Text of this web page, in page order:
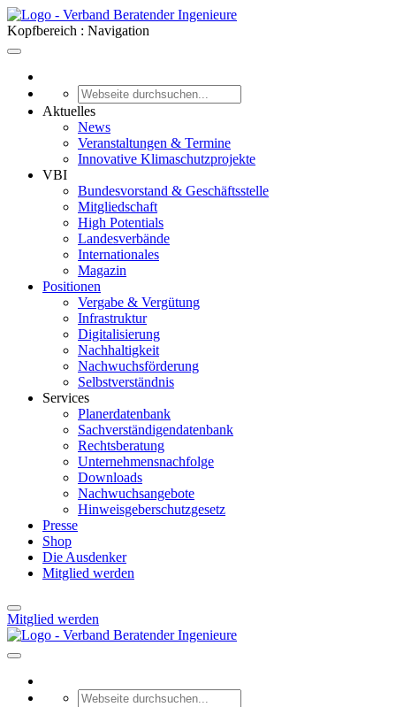
Kopfbereich : Navigation
Aktuelles
News
Veranstaltungen & Termine
Innovative Klimaschutzprojekte
VBI
Bundesvorstand & Geschäftsstelle
Mitgliedschaft
High Potentials
Landesverbände
Internationales
Magazin
Positionen
Vergabe & Vergütung
Infrastruktur
Digitalisierung
Nachhaltigkeit
Nachwuchsförderung
Selbstverständnis
Services
Planerdatenbank
Sachverständigendatenbank
Rechtsberatung
Unternehmensnachfolge
Downloads
Nachwuchsangebote
Hinweisgeberschutzgesetz
Presse
Shop
Die Ausdenker
Mitglied werden
Mitglied werden